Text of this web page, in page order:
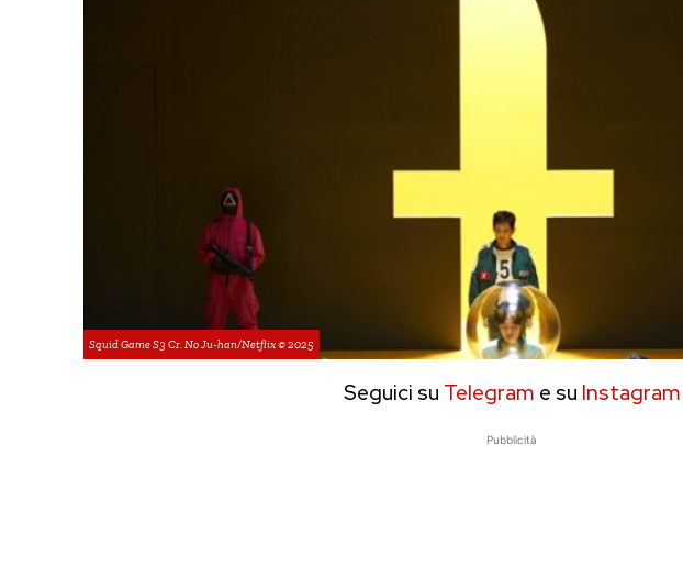
Squid Game S3 Cr. No Ju-han/Netflix © 2025
Seguici su Telegram e su Instagram
Pubblicità